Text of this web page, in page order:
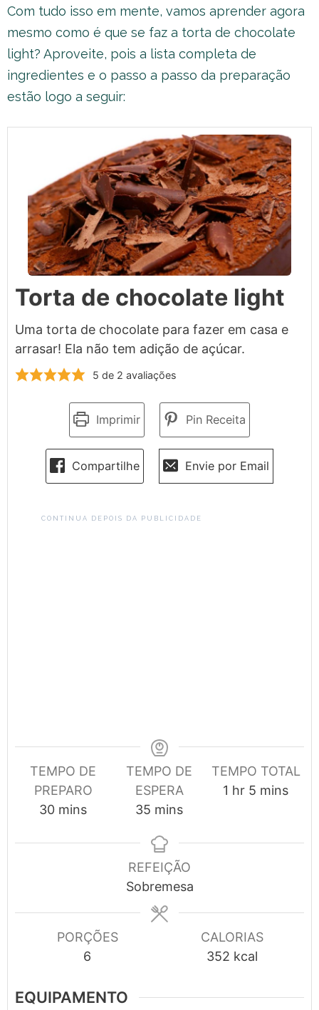
Com tudo isso em mente, vamos aprender agora
mesmo como é que se faz a torta de chocolate
light? Aproveite, pois a lista completa de
ingredientes e o passo a passo da preparação
estão logo a seguir:
Torta de chocolate light
Uma torta de chocolate para fazer em casa e
arrasar! Ela não tem adição de açúcar.
5 de 2 avaliações
Imprimir Pin Receita
Compartilhe Envie por Email
CONTINUA DEPOIS DA PUBLICIDADE
TEMPO DE
PREPARO
30minutes
mins
TEMPO DE
ESPERA
35 minutes
mins
TEMPO TOTAL
1 hour
hr 5 minutes
mins
REFEIÇÃO
Sobremesa
PORÇÕES
6
CALORIAS
352 kcal
EQUIPAMENTO